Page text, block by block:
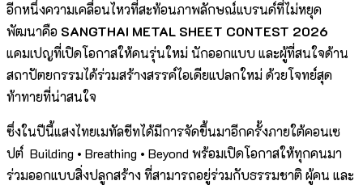
อีกหนึ่งความเคลื่อนไหวที่สะท้อนภาพลักษณ์แบรนด์ที่ไม่หยุด
พัฒนาคือ SANGTHAI METAL SHEET CONTEST 2026
แคมเปญที่เปิดโอกาสให้คนรุ่นใหม่ นักออกแบบ และผู้ที่สนใจด้าน
สถาปัตยกรรมได้ร่วมสร้างสรรค์ไอเดียแปลกใหม่ ด้วยโจทย์สุด
ท้าทายที่น่าสนใจ
ซึ่งในปีนี้แสงไทยเมทัลชีทได้มีการจัดขึ้นมาอีกครั้งภายใต้คอนเซ
ปต์ Building • Breathing • Beyond พร้อมเปิดโอกาสให้ทุกคนมา
ร่วมออกแบบสิ่งปลูกสร้าง ที่สามารถอยู่ร่วมกับธรรมชาติ ผู้คน และ